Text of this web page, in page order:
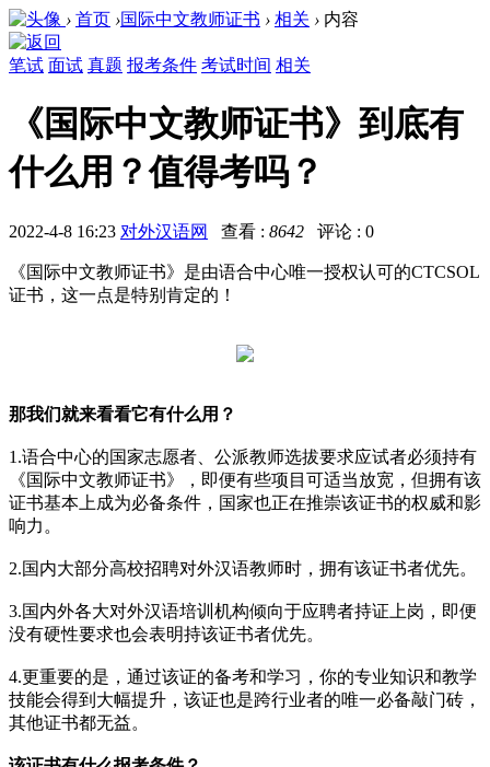
› 首页 ›国际中文教师证书 › 相关 › 内容
笔试 面试 真题 报考条件 考试时间 相关
《国际中文教师证书》到底有
什么用？值得考吗？
2022-4-8 16:23 对外汉语网 查看 : 8642 评论 : 0
《国际中文教师证书》是由语合中心唯一授权认可的CTCSOL
证书，这一点是特别肯定的！
那我们就来看看它有什么用？
1.语合中心的国家志愿者、公派教师选拔要求应试者必须持有
《国际中文教师证书》，即便有些项目可适当放宽，但拥有该
证书基本上成为必备条件，国家也正在推崇该证书的权威和影
响力。
2.国内大部分高校招聘对外汉语教师时，拥有该证书者优先。
3.国内外各大对外汉语培训机构倾向于应聘者持证上岗，即便
没有硬性要求也会表明持该证书者优先。
4.更重要的是，通过该证的备考和学习，你的专业知识和教学
技能会得到大幅提升，该证也是跨行业者的唯一必备敲门砖，
其他证书都无益。